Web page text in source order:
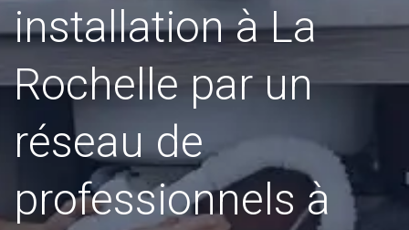
installation à La
Rochelle par un
réseau de
professionnels à